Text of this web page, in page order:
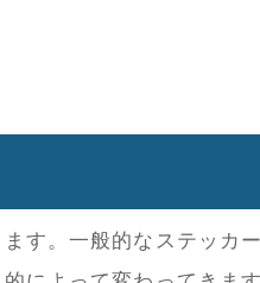
す。一般的なステッカ